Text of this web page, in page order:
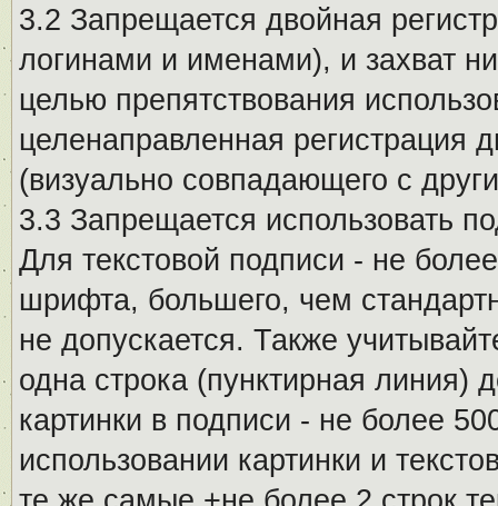
3.2 Запрещается двойная
логинами и именами), и захват
целью препятствования
целенаправленная регистрация
(визуально совпадающего с
3.3 Запрещается использовать
Для текстовой подписи - не
шрифта, большего, чем
не допускается. Также
одна строка (пунктирная линия)
картинки в подписи - не более
использовании картинки и